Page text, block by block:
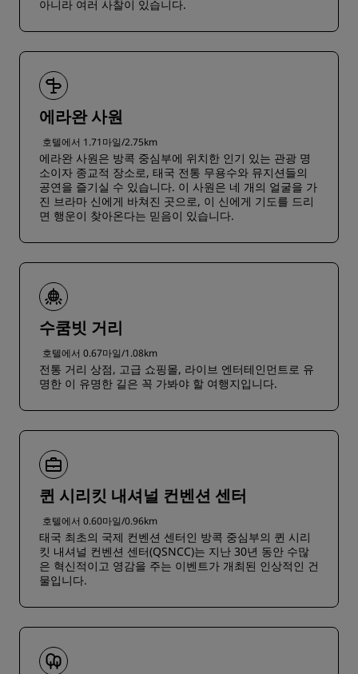
아니라 여러 사찰이 있습니다.
에라완 사원
호텔에서 1.71마일/2.75km
에라완 사원은 방콕 중심부에 위치한 인기 있는 관광 명
소이자 종교적 장소로, 태국 전통 무용수와 뮤지션들의
공연을 즐기실 수 있습니다. 이 사원은 네 개의 얼굴을 가
진 브라마 신에게 바쳐진 곳으로, 이 신에게 기도를 드리
면 행운이 찾아온다는 믿음이 있습니다.
수쿰빗 거리
호텔에서 0.67마일/1.08km
전통 거리 상점, 고급 쇼핑몰, 라이브 엔터테인먼트로 유
명한 이 유명한 길은 꼭 가봐야 할 여행지입니다.
퀸 시리킷 내셔널 컨벤션 센터
호텔에서 0.60마일/0.96km
태국 최초의 국제 컨벤션 센터인 방콕 중심부의 퀸 시리
킷 내셔널 컨벤션 센터(QSNCC)는 지난 30년 동안 수많
은 혁신적이고 영감을 주는 이벤트가 개최된 인상적인 건
물입니다.